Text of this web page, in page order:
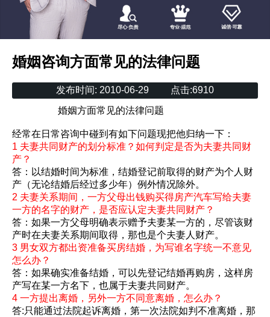
婚姻咨询方面常见的法律问题
发布时间: 2010-06-29 点击:6910
婚姻方面常见的法律问题
经常在日常咨询中碰到有如下问题现把他归纳一下：
1 夫妻共同财产的划分标准？如何判定是否为夫妻共同财
产？
答：以结婚时间为标准，结婚登记前取得的财产为个人财
产（无论结婚后经过多少年）例外情况除外。
2 夫妻关系期间，一方父母出钱购买得房产汽车写给夫妻
一方的名字的财产，是否应认定夫妻共同财产？
答：如果一方父母明确表示赠予夫妻某一方的，尽管该财
产时在夫妻关系期间取得，那也是个夫妻人财产。
3 男女双方都出资准备买房结婚，为写谁名字统一不意见
怎么办？
答：如果确实准备结婚，可以先登记结婚再购房，这样房
产写在某一方名下，也属于夫妻共同财产。
4 一方提出离婚，另外一方不同意离婚，怎么办？
答:只能通过法院起诉离婚，第一次法院如判不准离婚，那